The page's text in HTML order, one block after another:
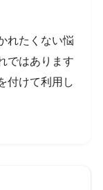
れたくない悩
ではあります
付けて利用し